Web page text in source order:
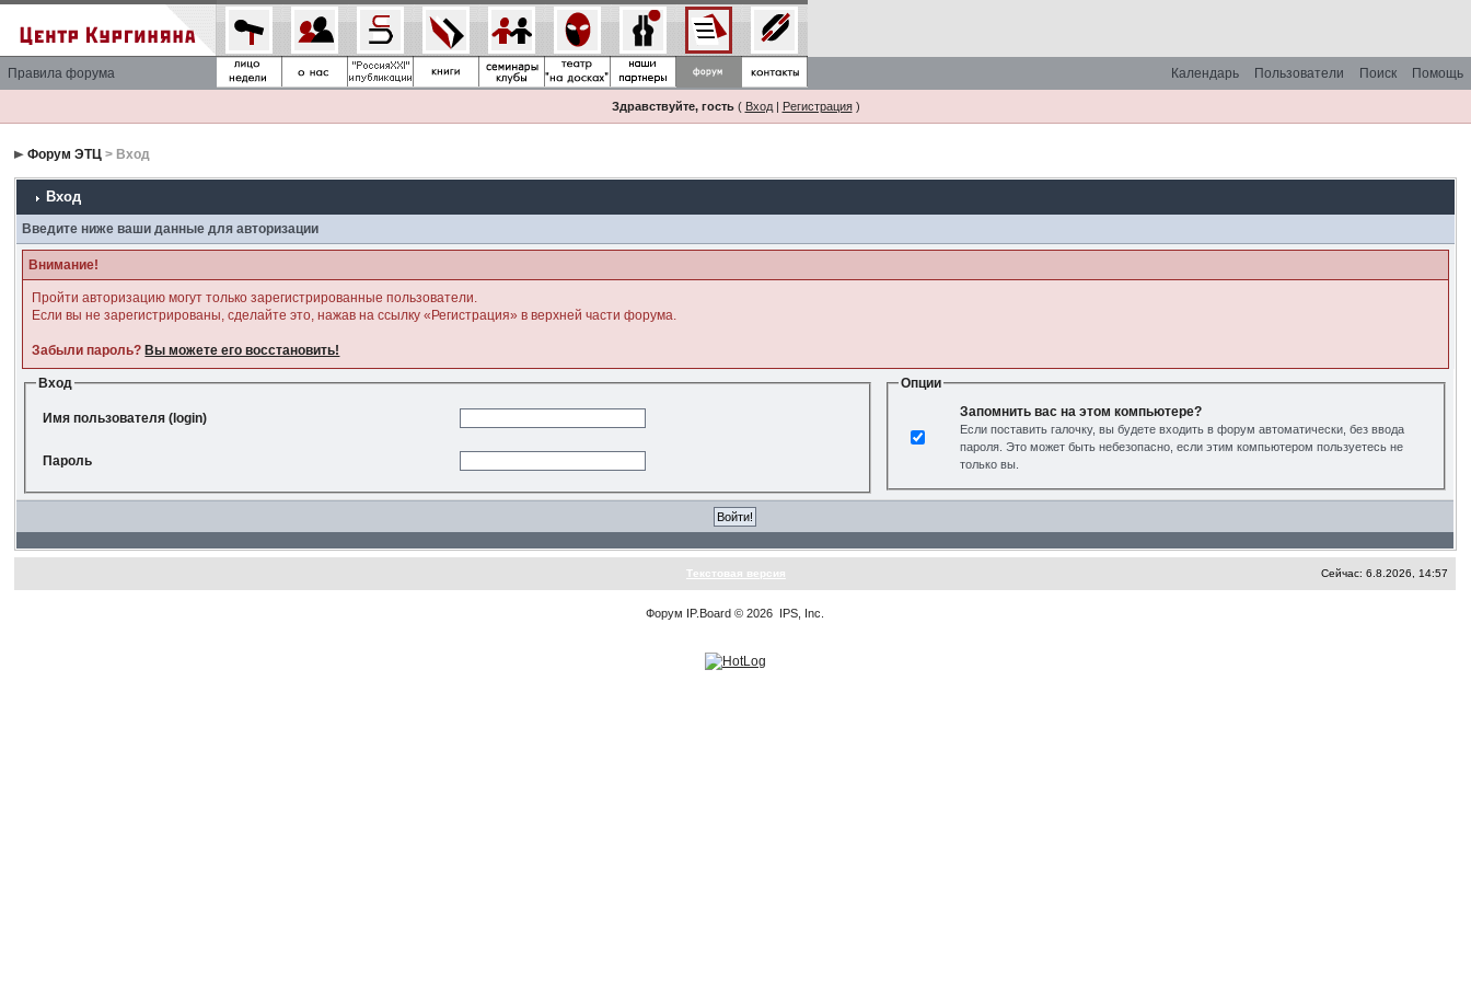
Правила форума Помощь
Поиск
Пользователи
Календарь
Здравствуйте, гость( Вход| Регистрация)
Форум ЭТЦ > Вход
Вход
Введите ниже ваши данные для авторизации
Внимание!
Пройти авторизацию могут только зарегистрированные пользователи.
Если вы не зарегистрированы, сделайте это, нажав на ссылку «Регистрация» в верхней части форума.
Забыли пароль? Вы можете его восстановить!
Вход
Имя пользователя (login)
Пароль
Опции
Запомнить вас на этом компьютере?
Если поставить галочку, вы будете входить в форум автоматически, без ввода
пароля. Это может быть небезопасно, если этим компьютером пользуетесь не
только вы.
Текстовая версия Сейчас: 6.8.2026, 14:57
Форум IP.Board © 2026 IPS, Inc